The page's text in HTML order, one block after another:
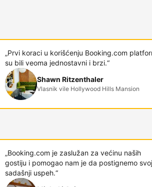
„Prvi koraci u korišćenju Booking.com
su bili veoma jednostavni i brzi.“
Shawn Ritzenthaler
Vlasnik vile Hollywood Hills Mansion
„Booking.com je zaslužan za većinu naših
gostiju i pomogao nam je da postignemo svoj
sadašnji uspeh.“